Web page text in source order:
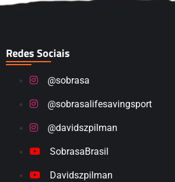
Redes Sociais
@sobrasa
@sobrasalifesavingsport
@davidszpilman
SobrasaBrasil
Davidszpilman